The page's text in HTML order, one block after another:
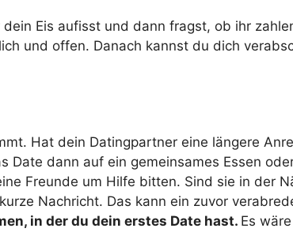
Eis aufisst und dann fragst, ob ihr
und offen. Danach kannst du dich
Hat dein Datingpartner eine längere
dann auf ein gemeinsames Essen
Freunde um Hilfe bitten. Sind sie in der
Nachricht. Das kann ein zuvor
in der du dein erstes Date hast. Es